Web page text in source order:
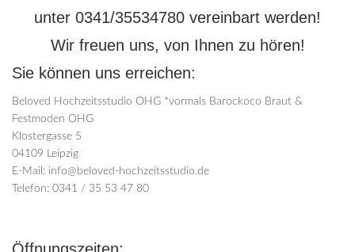
unter 0341/35534780 vereinbart werden!
Wir freuen uns, von Ihnen zu hören!
Sie können uns erreichen:
Beloved Hochzeitsstudio OHG *vormals Barockoco Braut &
Festmoden OHG
Klostergasse 5
04109 Leipzig
E-Mail: info@beloved-hochzeitsstudio.de
Telefon: 0341 / 35 53 47 80